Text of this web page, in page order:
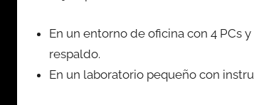
En un entorno de oficina con 4 PCs
respaldo.
En un laboratorio pequeño con